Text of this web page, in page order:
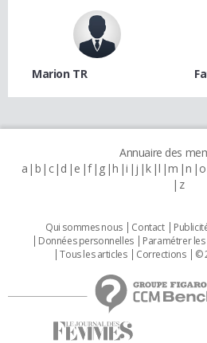
Marion TR
Annuaire des
a b c d e f g h i j k l m n o
z
Qui sommes nous Contact
Données personnelles
Paramétrer
Tous les articles
Corrections ©